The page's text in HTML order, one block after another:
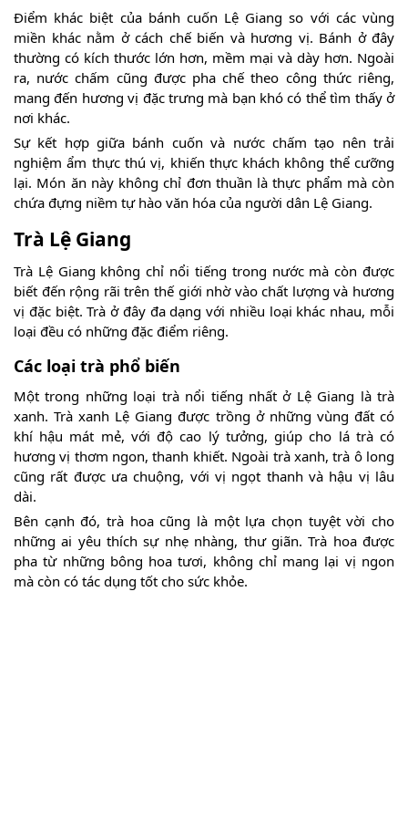
Điểm khác biệt của bánh cuốn Lệ Giang so với các vùng
miền khác nằm ở cách chế biến và hương vị. Bánh ở đây
thường có kích thước lớn hơn, mềm mại và dày hơn. Ngoài
ra, nước chấm cũng được pha chế theo công thức riêng,
mang đến hương vị đặc trưng mà bạn khó có thể tìm thấy ở
nơi khác.
Sự kết hợp giữa bánh cuốn và nước chấm tạo nên trải
nghiệm ẩm thực thú vị, khiến thực khách không thể cưỡng
lại. Món ăn này không chỉ đơn thuần là thực phẩm mà còn
chứa đựng niềm tự hào văn hóa của người dân Lệ Giang.
Trà Lệ Giang
Trà Lệ Giang không chỉ nổi tiếng trong nước mà còn được
biết đến rộng rãi trên thế giới nhờ vào chất lượng và hương
vị đặc biệt. Trà ở đây đa dạng với nhiều loại khác nhau, mỗi
loại đều có những đặc điểm riêng.
Các loại trà phổ biến
Một trong những loại trà nổi tiếng nhất ở Lệ Giang là trà
xanh. Trà xanh Lệ Giang được trồng ở những vùng đất có
khí hậu mát mẻ, với độ cao lý tưởng, giúp cho lá trà có
hương vị thơm ngon, thanh khiết. Ngoài trà xanh, trà ô long
cũng rất được ưa chuộng, với vị ngọt thanh và hậu vị lâu
dài.
Bên cạnh đó, trà hoa cũng là một lựa chọn tuyệt vời cho
những ai yêu thích sự nhẹ nhàng, thư giãn. Trà hoa được
pha từ những bông hoa tươi, không chỉ mang lại vị ngon
mà còn có tác dụng tốt cho sức khỏe.